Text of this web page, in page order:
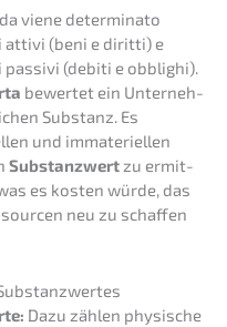
viene deter­mi­na­to
attivi (beni e dirit­ti) e
(debiti e obblighi).
bewer­tet ein Unter­neh­
Substanz. Es
und immate­ri­el­len
Substanz­wert zu ermit­
es kosten würde, das
neu zu schaf­fen
Dazu zählen physi­sche